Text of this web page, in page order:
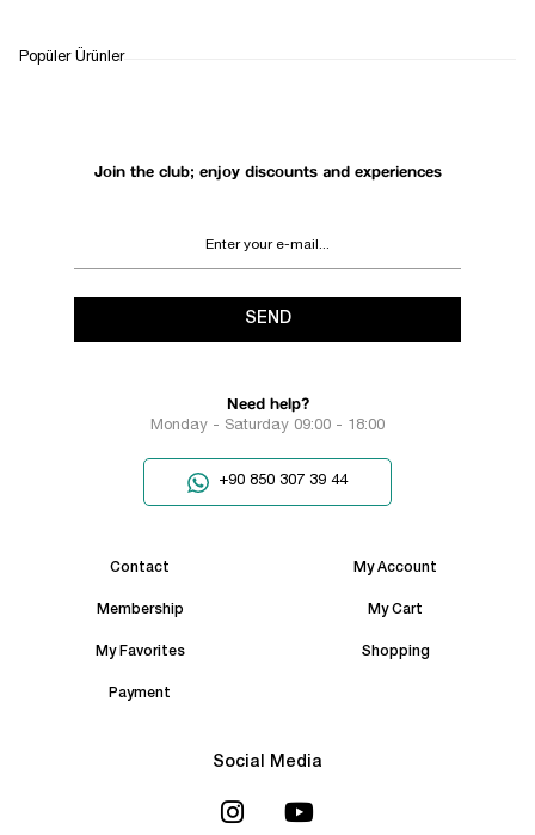
RETURN AND EXCHANGE
Join the club; enjoy discounts and experiences
SEND
Need help?
Monday - Saturday 09:00 - 18:00
+90 850 307 39 44
Contact My Account
Membership My Cart
My Favorites Shopping
Payment
Social Media
Popüler Ürünler